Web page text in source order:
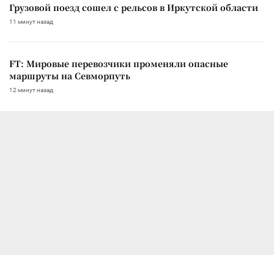
Грузовой поезд сошел с рельсов в Иркутской области
11 минут назад
FT: Мировые перевозчики променяли опасные
маршруты на Севморпуть
12 минут назад